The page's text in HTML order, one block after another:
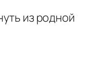
из родной